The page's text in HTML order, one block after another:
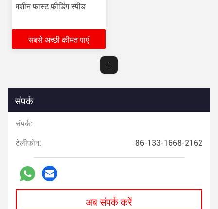
मशीन फास्ट फीडिंग स्पीड
सबसे अच्छी कीमत पाएं
1
संपर्क
संपर्क:
टेलीफोन: 86-133-1668-2162
अब संपर्क करें